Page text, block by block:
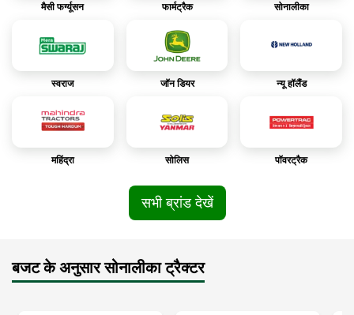
मैसी फर्ग्यूसन फार्मट्रैक सोनालीका
स्वराज जॉन डियर न्यू हॉलैंड
महिंद्रा सोलिस पॉवरट्रैक
सभी ब्रांड देखें
बजट के अनुसार सोनालीका ट्रैक्टर